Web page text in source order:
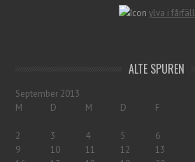
ylva i fårfäll
ALTE SPUREN
September 2013
M
D M D F
2
3 4 5 6
9
10 11 12 13